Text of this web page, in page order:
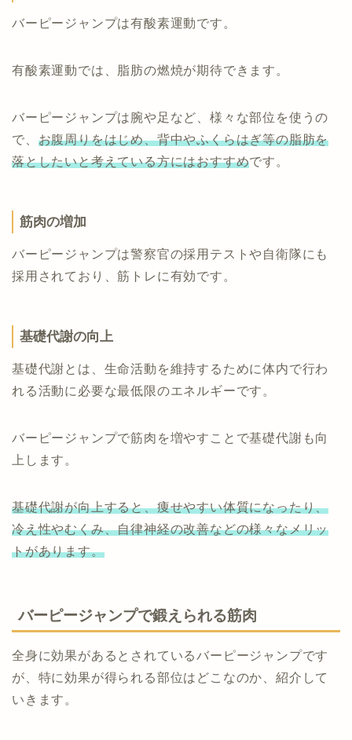
バーピージャンプは有酸素運動です。
有酸素運動では、脂肪の燃焼が期待できます。
バーピージャンプは腕や足など、様々な部位を使うの
で、 お腹周りをはじめ、背中やふくらはぎ等の脂肪を
落としたいと考えている方にはおすすめです。
筋肉の増加
バーピージャンプは警察官の採用テストや自衛隊にも
採用されており、筋トレに有効です。
基礎代謝の向上
基礎代謝とは、生命活動を維持するために体内で行わ
れる活動に必要な最低限のエネルギーです。
バーピージャンプで筋肉を増やすことで基礎代謝も向
上します。
基礎代謝が向上すると、痩せやすい体質になったり、
冷え性やむくみ、自律神経の改善などの様々なメリッ
トがあります。
バーピージャンプで鍛えられる筋肉
全身に効果があるとされているバーピージャンプです
が、特に効果が得られる部位はどこなのか、紹介して
いきます。